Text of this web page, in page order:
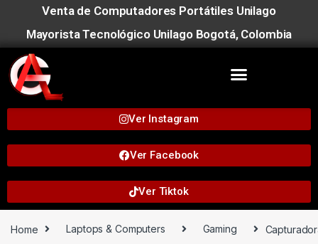
Venta de Computadores Portátiles Unilago
Mayorista Tecnológico Unilago Bogotá, Colombia
Ver Instagram
Ver Facebook
Ver Tiktok
Home Laptops & Computers Gaming